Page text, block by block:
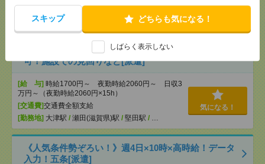
スキップ どちらも気になる！
しばらく表示しない
交通費全額支給
[勤務地]垂水駅 舞子駅 /…
＼空いた時間で働く！／日払いOK×1勤務3万円も
可！施設での見回りなど[派遣]
[給 与] 時給1700円～ 夜勤時給2060円～ 日収3
万円～（夜勤時給2060円×15h）
[交通費]交通費全額支給
[勤務地] 大津駅 / 瀬田(滋賀県)駅 / 堅田駅 / …
気になる！
《人気条件勢ぞろい！》週4日×10時×高時給！データ
入力！五条[派遣]